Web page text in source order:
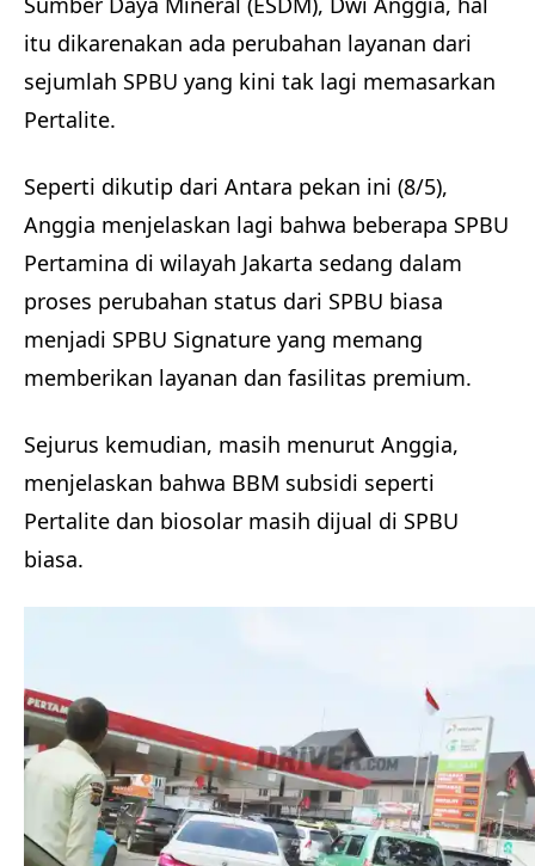
itu dikarenakan ada perubahan layanan dari
sejumlah SPBU yang kini tak lagi memasarkan
Pertalite.
Seperti dikutip dari Antara pekan ini (8/5),
Anggia menjelaskan lagi bahwa beberapa SPBU
Pertamina di wilayah Jakarta sedang dalam
proses perubahan status dari SPBU biasa
menjadi SPBU Signature yang memang
memberikan layanan dan fasilitas premium.
Sejurus kemudian, masih menurut Anggia,
menjelaskan bahwa BBM subsidi seperti
Pertalite dan biosolar masih dijual di SPBU
biasa.